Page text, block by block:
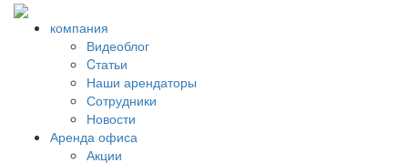
компания
Видеоблог
Cтатьи
Наши арендаторы
Сотрудники
Новости
Аренда офиса
Акции